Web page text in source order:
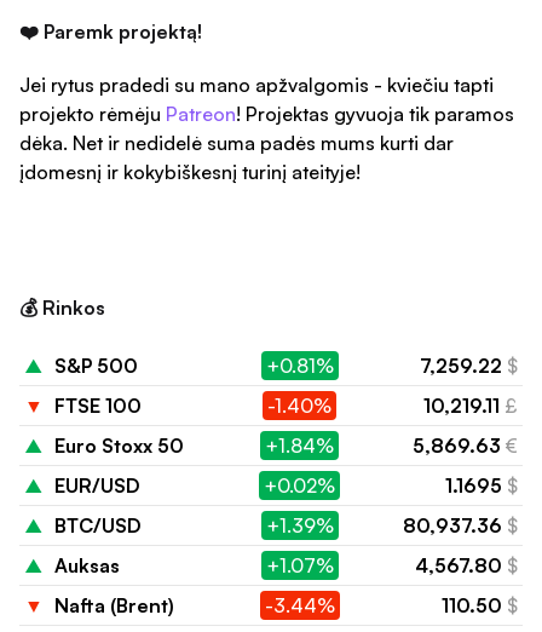
❤️ Paremk projektą!
Jei rytus pradedi su mano apžvalgomis - kviečiu tapti
projekto rėmėju Patreon! Projektas gyvuoja tik paramos
dėka. Net ir nedidelė suma padės mums kurti dar
įdomesnį ir kokybiškesnį turinį ateityje!
💰 Rinkos
▲ S&P 500 +0.81% 7,259.22 $
▼
FTSE 100 -1.40% 10,219.11 £
▲ Euro Stoxx 50 +1.84% 5,869.63 €
▲ EUR/USD +0.02% 1.1695 $
▲ BTC/USD +1.39% 80,937.36 $
▲ Auksas +1.07% 4,567.80 $
▼
Nafta (Brent) -3.44% 110.50 $